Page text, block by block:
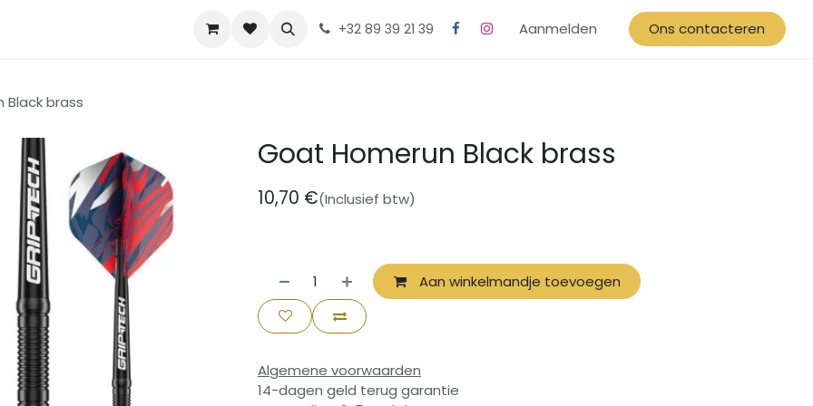
+32 89 39 21 39 Aanmelden Ons contacteren
Black brass
Goat Homerun Black brass
10,70 €(Inclusief btw)
Aan winkelmandje toevoegen
Algemene voorwaarden
14-dagen geld terug garantie